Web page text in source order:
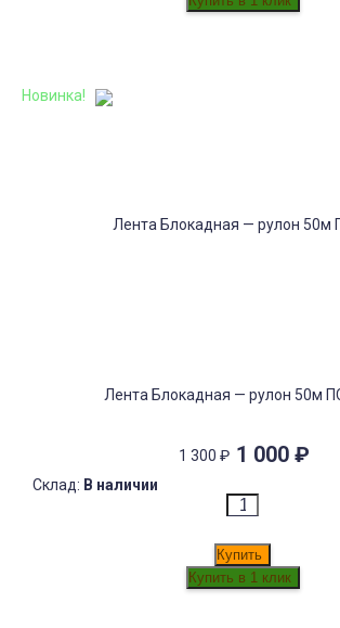
Лента Блокадная — рулон 50м
1 300 ₽ 1 000 ₽
Склад: В наличии
Купить
Новинка!